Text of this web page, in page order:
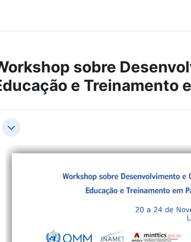
sobre
e Treinamento
outline
Свернуть